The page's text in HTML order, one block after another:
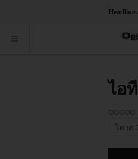
ได้รับการจัดให้อยู่ในตำแหน่งผู้นำในก
ไอ
กรุณา
คะแนน